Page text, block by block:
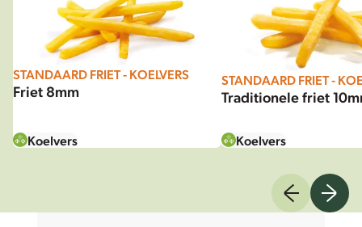
Sweden
The Netherlands
United Kingdom & Ireland
USA
STANDAARD FRIET - KOELVERS
Friet 8mm
Koelvers
STANDAARD FRIET -
Traditionele friet
Koelvers